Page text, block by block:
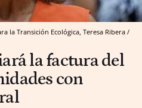
la Transición Ecológica, Teresa Ribera /
la factura del
con